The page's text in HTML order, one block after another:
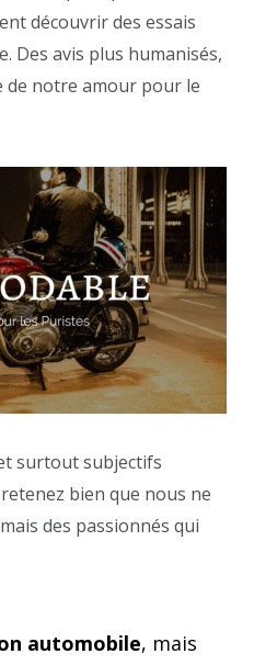
découvrir des essais
Des avis plus humanisés,
de notre amour pour le
surtout subjectifs
bien que nous ne
des passionnés qui
automobile, mais